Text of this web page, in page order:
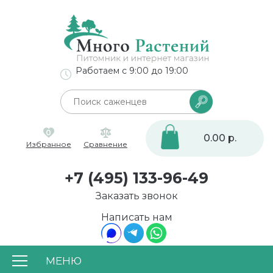
МЕНЮ
Написать нам
Работаем с 9:00 до 19:00
0
Избранное
Сравнение
0.00 р.
+7 (495) 133-96-49
Заказать звонок